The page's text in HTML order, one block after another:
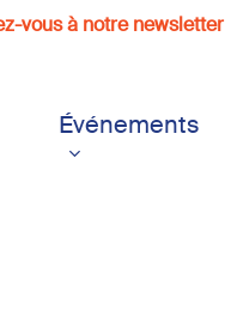
vous à notre newsletter
Événements